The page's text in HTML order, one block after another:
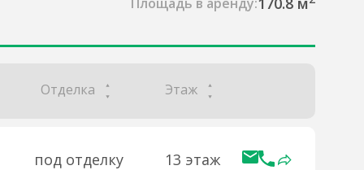
Отделка Этаж
под отделку 13 этаж